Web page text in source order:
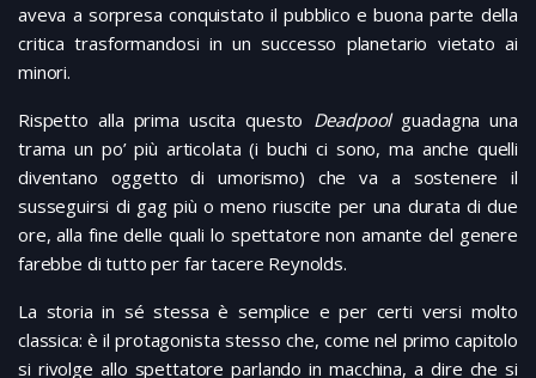
aveva a sorpresa conquistato il pubblico e buona parte della
critica trasformandosi in un successo planetario vietato ai
minori.
Rispetto alla prima uscita questo Deadpoolguadagna una
trama un po’ più articolata (i buchi ci sono, ma anche quelli
diventano oggetto di umorismo) che va a sostenere il
susseguirsi di gag più o meno riuscite per una durata di due
ore, alla fine delle quali lo spettatore non amante del genere
farebbe di tutto per far tacere Reynolds.
La storia in sé stessa è semplice e per certi versi molto
classica: è il protagonista stesso che, come nel primo capitolo
si rivolge allo spettatore parlando in macchina, a dire che si